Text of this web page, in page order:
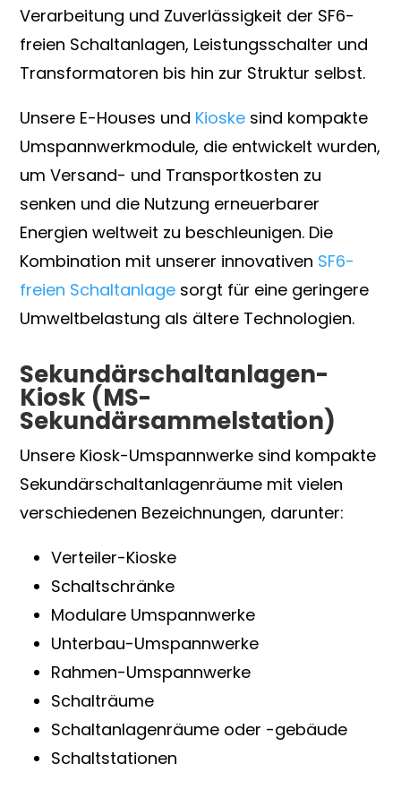
Verarbeitung und Zuverlässigkeit der SF6-
freien Schaltanlagen, Leistungsschalter und
Transformatoren bis hin zur Struktur selbst.
Unsere E-Houses und Kioske sind kompakte
Umspannwerkmodule, die entwickelt wurden,
um Versand- und Transportkosten zu
senken und die Nutzung erneuerbarer
Energien weltweit zu beschleunigen. Die
Kombination mit unserer innovativen SF6-
freien Schaltanlage sorgt für eine geringere
Umweltbelastung als ältere Technologien.
Sekundärschaltanlagen-
Kiosk (MS-
Sekundärsammelstation)
Unsere Kiosk-Umspannwerke sind kompakte
Sekundärschaltanlagenräume mit vielen
verschiedenen Bezeichnungen, darunter:
Verteiler-Kioske
Schaltschränke
Modulare Umspannwerke
Unterbau-Umspannwerke
Rahmen-Umspannwerke
Schalträume
Schaltanlagenräume oder -gebäude
Schaltstationen